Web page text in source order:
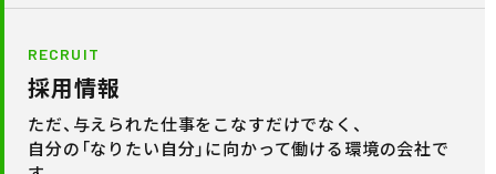
RECRUIT
採用情報
ただ、与えられた仕事をこなすだけでなく、
自分の「なりたい自分」に向かって働ける環境の会社で